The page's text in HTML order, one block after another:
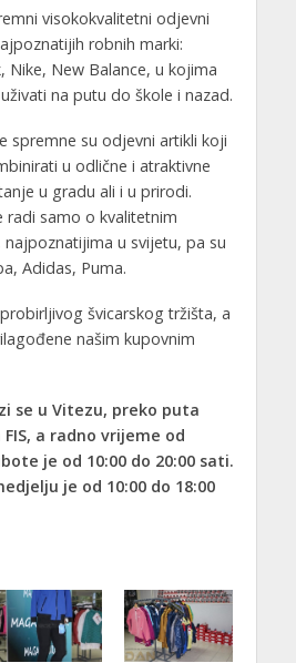
visokokvalitetni odjevni
robnih marki:
Nike, New Balance, u kojima
na putu do škole i nazad.
spremne su odjevni artikli koji
u odlične i atraktivne
u gradu ali i u prirodi.
radi samo o kvalitetnim
u svijetu, pa su
Adidas, Puma.
švicarskog tržišta, a
našim kupovnim
se u Vitezu, preko puta
a radno vrijeme od
je od 10:00 do 20:00 sati.
je od 10:00 do 18:00